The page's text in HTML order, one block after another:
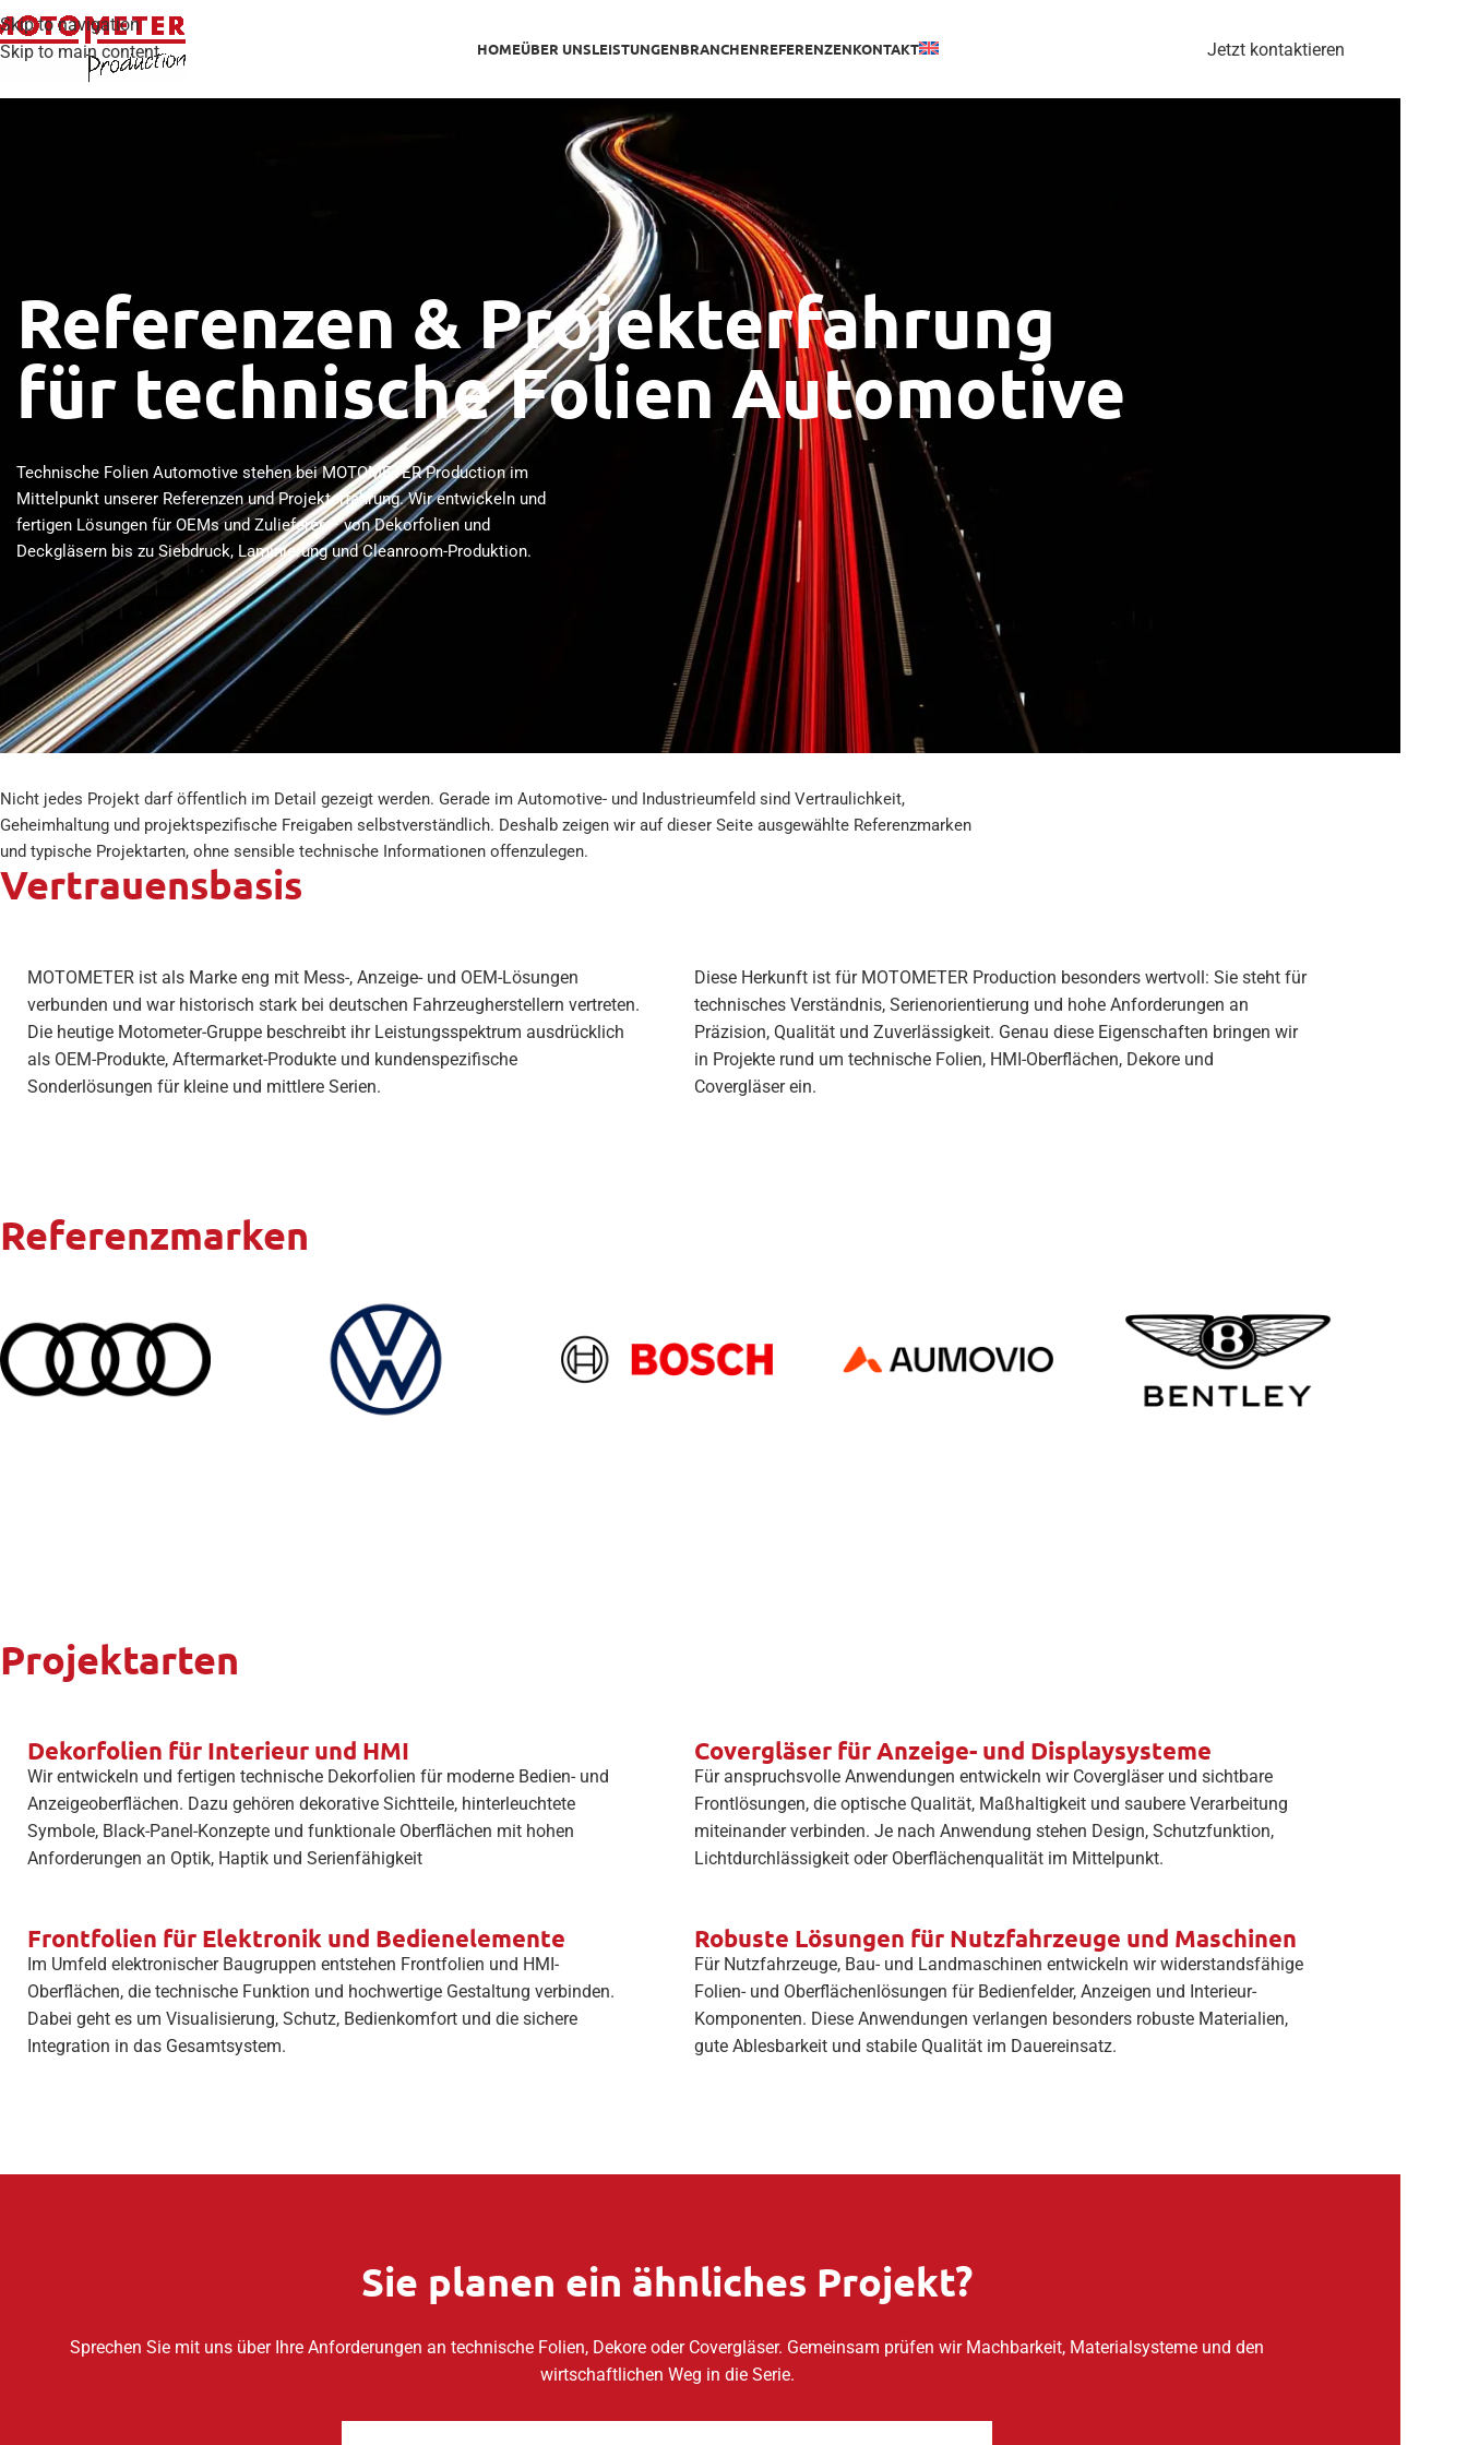
Skip to navigation
Skip to main content
HOMEÜBER UNSLEISTUNGENBRANCHENREFERENZENKONTAKT Jetzt kontaktieren
Referenzen & Projekterfahrung
für technische Folien Automotive
Technische Folien Automotive stehen bei MOTOMETER Production im
Mittelpunkt unserer Referenzen und Projekterfahrung. Wir entwickeln und
fertigen Lösungen für OEMs und Zulieferer – von Dekorfolien und
Deckgläsern bis zu Siebdruck, Laminierung und Cleanroom-Produktion.
Nicht jedes Projekt darf öffentlich im Detail gezeigt werden. Gerade im Automotive- und Industrieumfeld sind Vertraulichkeit,
Geheimhaltung und projektspezifische Freigaben selbstverständlich. Deshalb zeigen wir auf dieser Seite ausgewählte Referenzmarken
und typische Projektarten, ohne sensible technische Informationen offenzulegen.
Vertrauensbasis
MOTOMETER ist als Marke eng mit Mess-, Anzeige- und OEM-Lösungen
verbunden und war historisch stark bei deutschen Fahrzeugherstellern vertreten.
Die heutige Motometer-Gruppe beschreibt ihr Leistungsspektrum ausdrücklich
als OEM-Produkte, Aftermarket-Produkte und kundenspezifische
Sonderlösungen für kleine und mittlere Serien.
Diese Herkunft ist für MOTOMETER Production besonders wertvoll: Sie steht für
technisches Verständnis, Serienorientierung und hohe Anforderungen an
Präzision, Qualität und Zuverlässigkeit. Genau diese Eigenschaften bringen wir
in Projekte rund um technische Folien, HMI-Oberflächen, Dekore und
Covergläser ein.
Referenzmarken
Projektarten
Dekorfolien für Interieur und HMI
Wir entwickeln und fertigen technische Dekorfolien für moderne Bedien- und
Anzeigeoberflächen. Dazu gehören dekorative Sichtteile, hinterleuchtete
Symbole, Black-Panel-Konzepte und funktionale Oberflächen mit hohen
Anforderungen an Optik, Haptik und Serienfähigkeit
Covergläser für Anzeige- und Displaysysteme
Für anspruchsvolle Anwendungen entwickeln wir Covergläser und sichtbare
Frontlösungen, die optische Qualität, Maßhaltigkeit und saubere Verarbeitung
miteinander verbinden. Je nach Anwendung stehen Design, Schutzfunktion,
Lichtdurchlässigkeit oder Oberflächenqualität im Mittelpunkt.
Frontfolien für Elektronik und Bedienelemente
Im Umfeld elektronischer Baugruppen entstehen Frontfolien und HMI-
Oberflächen, die technische Funktion und hochwertige Gestaltung verbinden.
Dabei geht es um Visualisierung, Schutz, Bedienkomfort und die sichere
Integration in das Gesamtsystem.
Robuste Lösungen für Nutzfahrzeuge und Maschinen
Für Nutzfahrzeuge, Bau- und Landmaschinen entwickeln wir widerstandsfähige
Folien- und Oberflächenlösungen für Bedienfelder, Anzeigen und Interieur-
Komponenten. Diese Anwendungen verlangen besonders robuste Materialien,
gute Ablesbarkeit und stabile Qualität im Dauereinsatz.
Sie planen ein ähnliches Projekt?
Sprechen Sie mit uns über Ihre Anforderungen an technische Folien, Dekore oder Covergläser. Gemeinsam prüfen wir Machbarkeit, Materialsysteme und den
wirtschaftlichen Weg in die Serie.